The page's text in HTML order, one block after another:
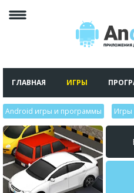
ГЛАВНАЯ ИГРЫ
Android игры и программы Игры